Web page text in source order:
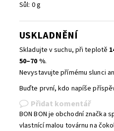
Sůl: 0 g
USKLADNĚNÍ
Skladujte v suchu, při teplotě
50–70 %.
Nevystavujte přímému slunci
Buďte první, kdo napíše
Přidat komentář
BON BON je obchodní značka
vlastnící malou továrnu na